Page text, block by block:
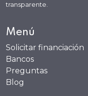
transparente.
Menú
Solicitar financiación
Bancos
Preguntas
Blog